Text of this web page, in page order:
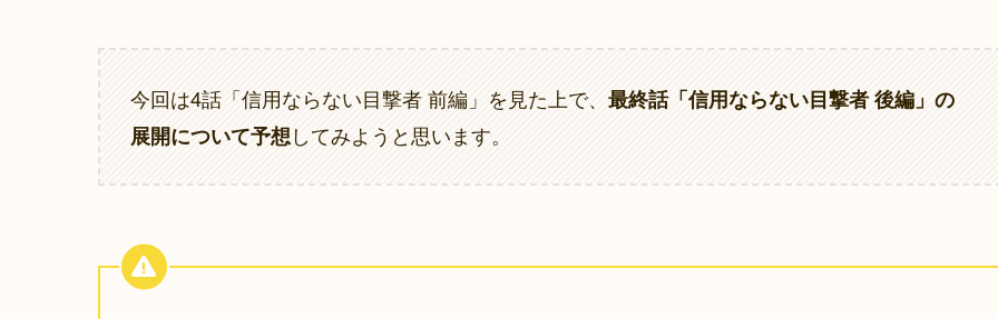
今回は4話「信用ならない目撃者 前編」を見た上で、 最終話「信用ならない目撃者 後編」の
展開について予想してみようと思います。